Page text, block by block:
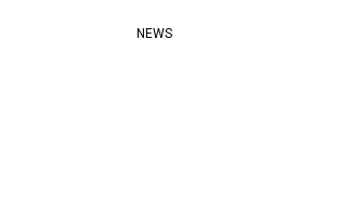
#HANDSOME HANDBOOK
NEWS